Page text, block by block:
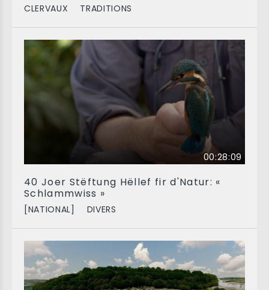
CLERVAUX TRADITIONS
00:28:09
40 Joer Stëftung Hëllef fir d'Natur: «
Schlammwiss »
[NATIONAL] DIVERS